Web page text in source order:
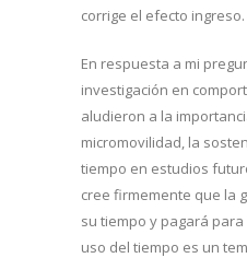
corrige el efecto ingreso.
En respuesta a mi
investigación en
aludieron a la
micromovilidad, la
tiempo en estudios
cree firmemente que la
su tiempo y pagará
uso del tiempo es un